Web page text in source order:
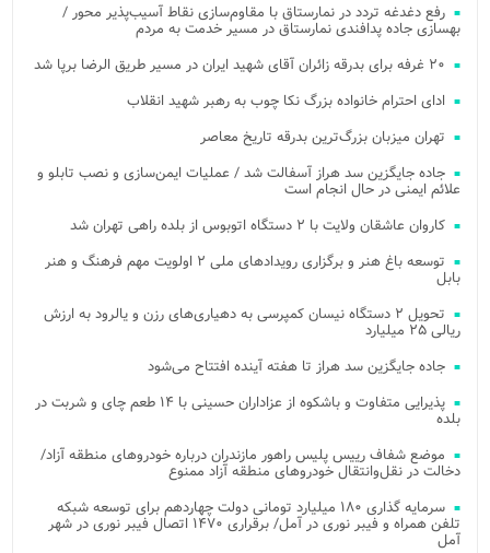
رفع دغدغه تردد در نمارستاق با مقاوم‌سازی نقاط آسیب‌پذیر محور /
بهسازی جاده پدافندی نمارستاق در مسیر خدمت به مردم
۲۰ غرفه برای بدرقه زائران آقای شهید ایران در مسیر طریق الرضا برپا شد
ادای احترام خانواده بزرگ نکا چوب به رهبر شهید انقلاب
تهران میزبان بزرگ‌ترین بدرقه تاریخ معاصر
جاده جایگزین سد هراز آسفالت شد / عملیات ایمن‌سازی و نصب تابلو و
علائم ایمنی در حال انجام است
کاروان عاشقان ولایت با ۲ دستگاه اتوبوس از بلده راهی تهران شد
توسعه باغ هنر و برگزاری رویدادهای ملی ۲ اولویت مهم فرهنگ و هنر
بابل
تحویل ۲ دستگاه نیسان کمپرسی به دهیاری‌های رزن و یالرود به ارزش
ریالی ۲۵ میلیارد
جاده جایگزین سد هراز تا هفته آینده افتتاح می‌شود
پذیرایی متفاوت و باشکوه از عزاداران حسینی با ۱۴ طعم چای و شربت در
بلده
موضع شفاف رییس پلیس راهور مازندران درباره خودروهای منطقه آزاد/
دخالت در نقل‌وانتقال خودروهای منطقه آزاد ممنوع
سرمایه گذاری ۱۸۰ میلیارد تومانی دولت چهاردهم برای توسعه شبکه
تلفن همراه و فیبر نوری در آمل/ برقراری ۱۴۷۰ اتصال فیبر نوری در شهر
آمل